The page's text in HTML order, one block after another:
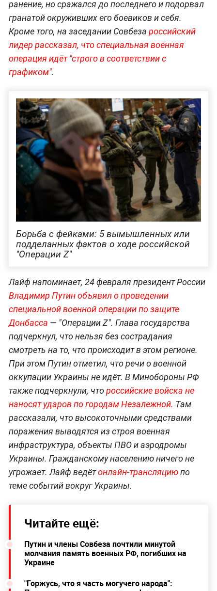
ранение, но сражался до последнего и подорвал
гранатой окруживших его боевиков и себя.
Кроме того, на заседании Совбеза российский
лидер рассказал, что специальная военная
операция идёт "строго в соответствии с
графиком".
Борьба с фейками: 5 вымышленных или
подделанных фактов о ходе российской
"Операции Z"
Лайф напоминает, 24 февраля президент России
Владимир Путин объявил о проведении
специальной военной операции по защите
Донбасса — "Операции Z". Глава государства
подчеркнул, что нельзя без сострадания
смотреть на то, что происходит в этом регионе.
При этом Путин отметил, что речи о военной
оккупации Украины не идёт. В Минобороны РФ
также подчеркнули, чтороссийские войска не
наносят ударов по городам Незалежной. Там
рассказали, что высокоточными средствами
поражения выводятся из строя военная
инфраструктура, объекты ПВО и аэродромы
Украины. Гражданскому населению ничего не
угрожает. Лайф ведётонлайн-трансляциюпо
теме событий вокруг Украины.
Читайте ещё:
Путин и члены Совбеза почтили минутой
молчания память военных РФ, погибших на
Украине
"Горжусь, что я часть могучего народа":